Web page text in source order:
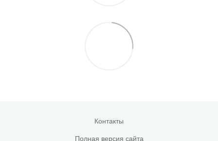
Контакты
Полная версия сайта